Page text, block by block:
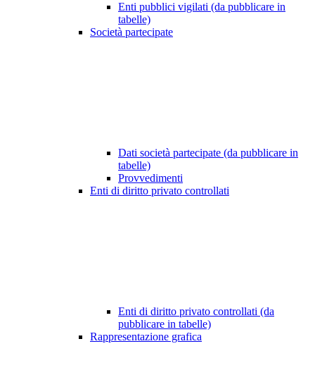
Enti pubblici vigilati (da pubblicare in
tabelle)
Società partecipate
Dati società partecipate (da pubblicare in
tabelle)
Provvedimenti
Enti di diritto privato controllati
Enti di diritto privato controllati (da
pubblicare in tabelle)
Rappresentazione grafica